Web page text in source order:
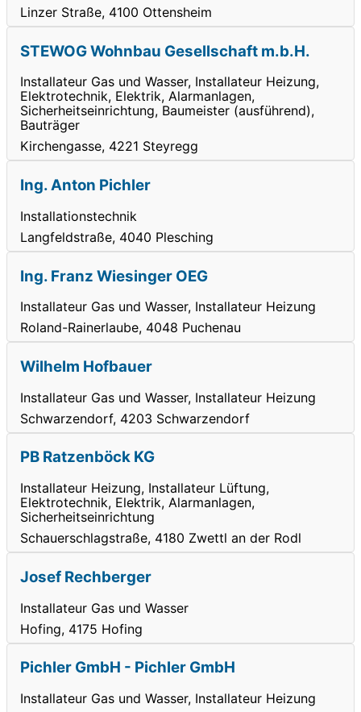
Linzer Straße, 4100 Ottensheim
STEWOG Wohnbau Gesellschaft m.b.H.
Installateur Gas und Wasser, Installateur Heizung,
Elektrotechnik, Elektrik, Alarmanlagen,
Sicherheitseinrichtung, Baumeister (ausführend),
Bauträger
Kirchengasse, 4221 Steyregg
Ing. Anton Pichler
Installationstechnik
Langfeldstraße, 4040 Plesching
Ing. Franz Wiesinger OEG
Installateur Gas und Wasser, Installateur Heizung
Roland-Rainerlaube, 4048 Puchenau
Wilhelm Hofbauer
Installateur Gas und Wasser, Installateur Heizung
Schwarzendorf, 4203 Schwarzendorf
PB Ratzenböck KG
Installateur Heizung, Installateur Lüftung,
Elektrotechnik, Elektrik, Alarmanlagen,
Sicherheitseinrichtung
Schauerschlagstraße, 4180 Zwettl an der Rodl
Josef Rechberger
Installateur Gas und Wasser
Hofing, 4175 Hofing
Pichler GmbH - Pichler GmbH
Installateur Gas und Wasser, Installateur Heizung